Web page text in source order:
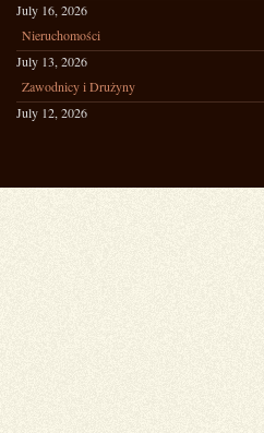
July 16, 2026
Nieruchomości
July 13, 2026
Zawodnicy i Drużyny
July 12, 2026